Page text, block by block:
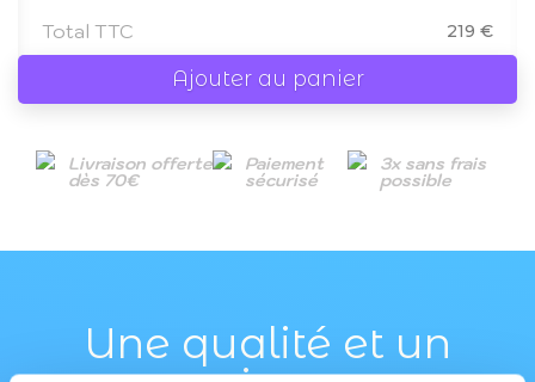
Total TTC 219 €
Ajouter au panier
Livraison offerte
dès 70€
Paiement
sécurisé
3x sans frais
possible
Une qualité et un